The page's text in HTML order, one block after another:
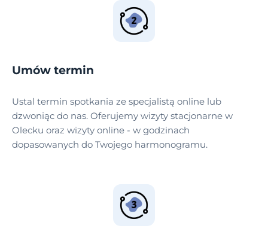
Umów termin
Ustal termin spotkania ze specjalistą online lub
dzwoniąc do nas. Oferujemy wizyty stacjonarne w
Olecku oraz wizyty online - w godzinach
dopasowanych do Twojego harmonogramu.